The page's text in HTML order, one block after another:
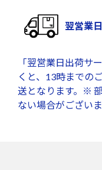
翌営業
「翌営業日出荷サ
くと、13時までの
送となります。※
ない場合がございま